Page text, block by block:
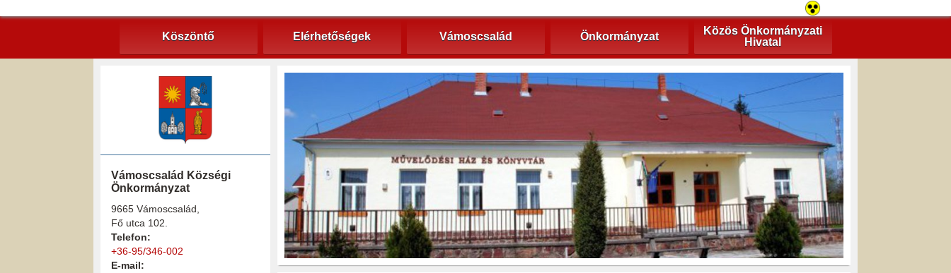
Köszöntő Elérhetőségek Vámoscsalád Önkormányzat
Közös Önkormányzati
Hivatal
Vámoscsalád Községi
Önkormányzat
9665 Vámoscsalád,
Fő utca 102.
Telefon:
+36-95/346-002
E-mail: